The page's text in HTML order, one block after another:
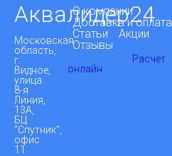
Аквалидер24
Московская
область,
г.
Видное,
улица
8-я
Линия,
13А,
БЦ
"Спутник",
офис
11
О компании
Доставка и оплата
Статьи
Акции
Отзывы
Расчет
онлайн